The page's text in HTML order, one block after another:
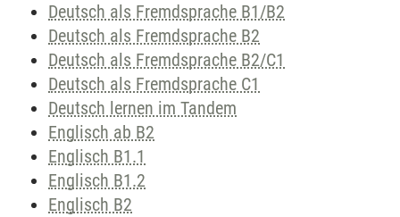
Deutsch als Fremdsprache B1/B2
Deutsch als Fremdsprache B2
Deutsch als Fremdsprache B2/C1
Deutsch als Fremdsprache C1
Deutsch lernen im Tandem
Englisch ab B2
Englisch B1.1
Englisch B1.2
Englisch B2